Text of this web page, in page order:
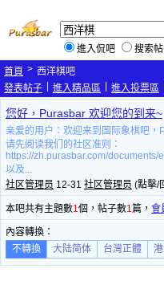
進入侃吧
搜索
首頁 > 西洋棋吧
發表帖子
進入精品區 進入投票區
您好，Purasbar 欢迎您的到来~
亲爱的用户：欢迎来到国际象棋吧
请先阅读我们的社区准则：
https://zh.purasbar.com/documents/
以及...
社区管理员 12-31 社区管理员 (點擊/
本吧共有主題數1個，帖子數1篇， 會
內容轉換：
不轉換
大陆简体 台灣正體